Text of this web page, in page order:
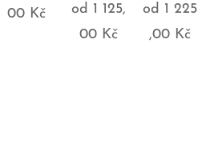
00Kč od 1 125,
00Kč
od 1 225
,00 Kč